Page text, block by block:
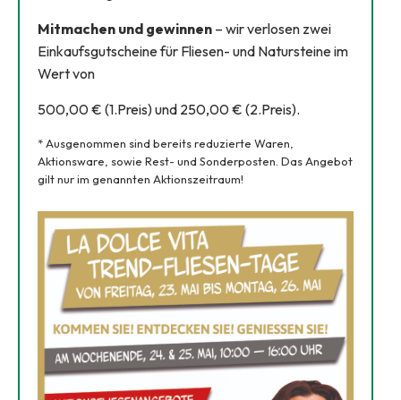
Mitmachen und gewinnen – wir verlosen zwei
Einkaufsgutscheine für Fliesen- und Natursteine im
Wert von
500,00 € (1.Preis) und 250,00 € (2.Preis).
* Ausgenommen sind bereits reduzierte Waren,
Aktionsware, sowie Rest- und Sonderposten. Das Angebot
gilt nur im genannten Aktionszeitraum!